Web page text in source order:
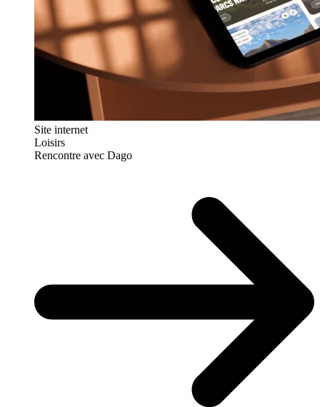
Site internet
Loisirs
Rencontre avec Dago